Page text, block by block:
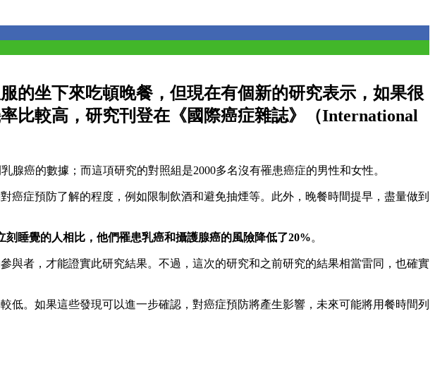
的坐下來吃頓晚餐，但現在有個新的研究表示，如果很
比較高，研究刊登在《國際癌症雜誌》（International
癌的數據；而這項研究的對照組是2000多名沒有罹患癌症的男性和女性。
症預防了解的程度，例如限制飲酒和避免抽煙等。此外，晚餐時間提早，盡量做到
睡覺的人相比，他們罹患乳癌和攝護腺癌的風險降低了20%。
者，才能證實此研究結果。不過，這次的研究和之前研究的結果相當雷同，也確實
。如果這些發現可以進一步確認，對癌症預防將產生影響，未來可能將用餐時間列